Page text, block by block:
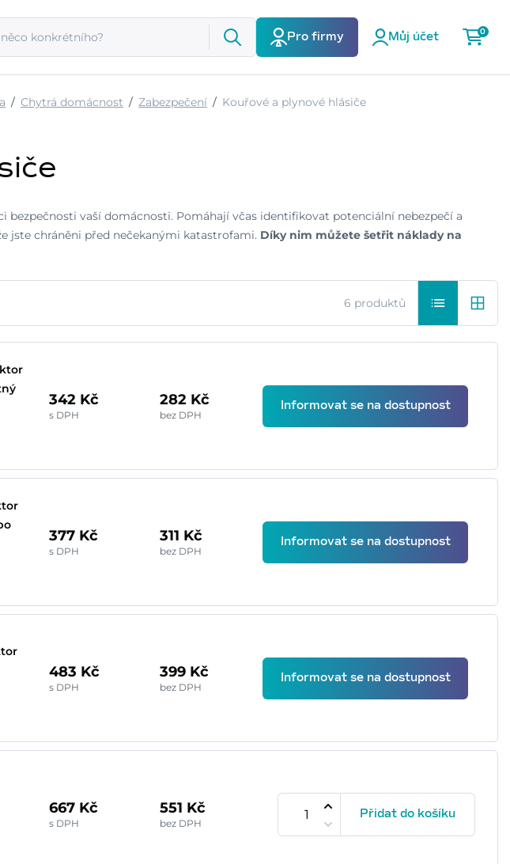
Pro firmy Můj účet
0
Chytrá domácnost Zabezpečení Kouřové a plynové hlásiče
bezpečnosti vaší domácnosti. Pomáhají včas identifikovat potenciální nebezpečí a
jste chráněni před nečekanými katastrofami. Díky nim můžete šetřit náklady na
6 produktů
342 Kč
s DPH
282 Kč
bez DPH
Informovat se na dostupnost
377 Kč
s DPH
311 Kč
bez DPH
Informovat se na dostupnost
483 Kč
s DPH
399 Kč
bez DPH
Informovat se na dostupnost
667 Kč
s DPH
551 Kč
bez DPH
Přidat do košíku